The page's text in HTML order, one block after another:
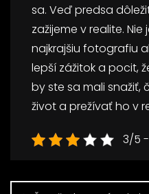
sa. Veď predsa
zažijeme v realite.
najkrajšiu fotografiu
lepší zážitok a pocit,
by ste sa mali snažiť,
život a prežívať ho v
3/5
Navigace